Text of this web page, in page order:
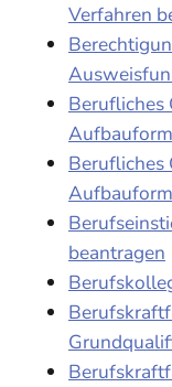
Verfahren
Berufliches
Berufliches
beantragen